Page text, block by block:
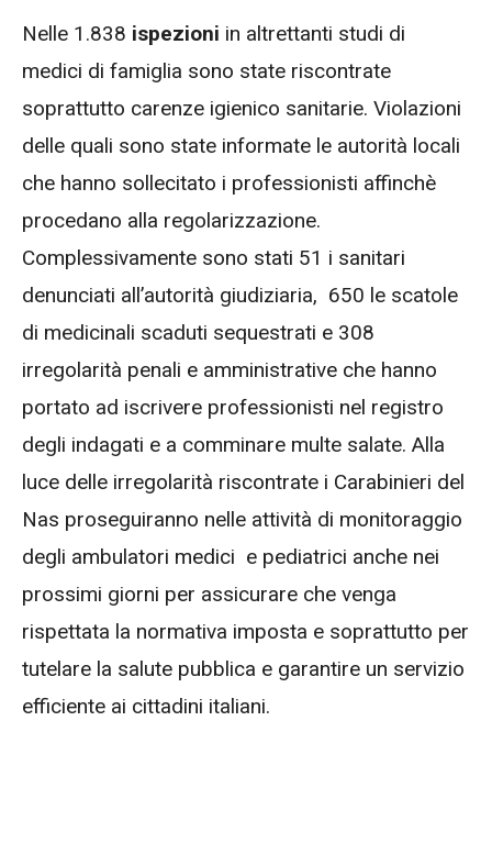
Nelle 1.838 ispezioni in altrettanti studi di
medici di famiglia sono state riscontrate
soprattutto carenze igienico sanitarie. Violazioni
delle quali sono state informate le autorità locali
che hanno sollecitato i professionisti affinchè
procedano alla regolarizzazione.
Complessivamente sono stati 51 i sanitari
denunciati all’autorità giudiziaria, 650 le scatole
di medicinali scaduti sequestrati e 308
irregolarità penali e amministrative che hanno
portato ad iscrivere professionisti nel registro
degli indagati e a comminare multe salate. Alla
luce delle irregolarità riscontrate i Carabinieri del
Nas proseguiranno nelle attività di monitoraggio
degli ambulatori medici e pediatrici anche nei
prossimi giorni per assicurare che venga
rispettata la normativa imposta e soprattutto per
tutelare la salute pubblica e garantire un servizio
efficiente ai cittadini italiani.